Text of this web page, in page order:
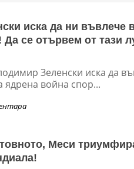
иска да ни въвлече
се отървем от тази
Зеленски иска да
ядрена война спор...
Меси